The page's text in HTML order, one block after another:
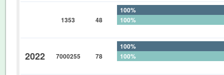
1353 48
100%
100%
2022 7000255 78
100%
100%